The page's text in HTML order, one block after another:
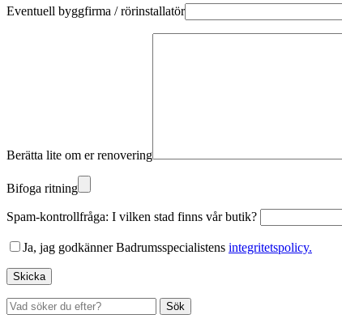
Eventuell byggfirma / rörinstallatör
Berätta lite om er renovering
Bifoga ritning
Spam-kontrollfråga: I vilken stad finns vår butik?
Ja, jag godkänner Badrumsspecialistens integritetspolicy.
Sök